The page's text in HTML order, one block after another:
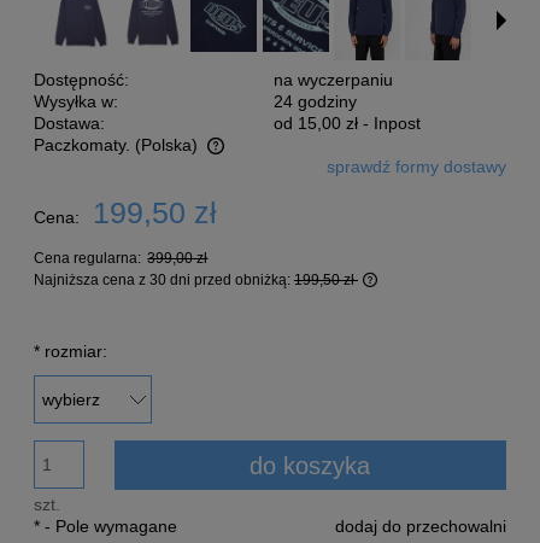
Dostępność:
na wyczerpaniu
Wysyłka w:
24 godziny
Dostawa:
od 15,00 zł - Inpost
Paczkomaty. (Polska)
Cena nie zawiera ewentualnych kosztów płatnościsprawdź formy dostawy
Cena: 199,50 zł
Cena regularna: 399,00 zł
Najniższa cena z 30 dni przed obniżką: 199,50 zł
* rozmiar:
szt.
do koszyka
dodaj do przechowalni
* - Pole wymagane